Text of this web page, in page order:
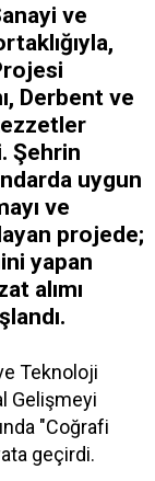
ve
Derbent ve
Şehrin
uygun
ve
projede;
yapan
alımı
Teknoloji
Gelişmeyi
"Coğrafi
geçirdi.